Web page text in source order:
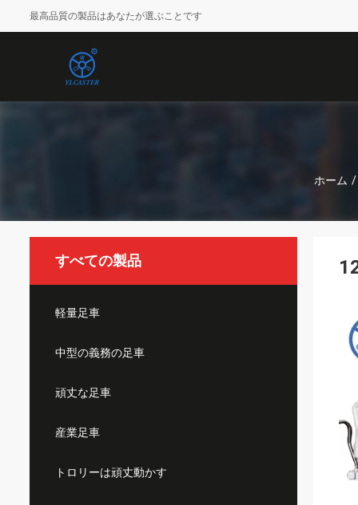
最高品質の製品はあなたが選ぶことです
ホーム /
すべての製品
軽量足車
中型の義務の足車
頑丈な足車
産業足車
トロリーは頑丈動かす